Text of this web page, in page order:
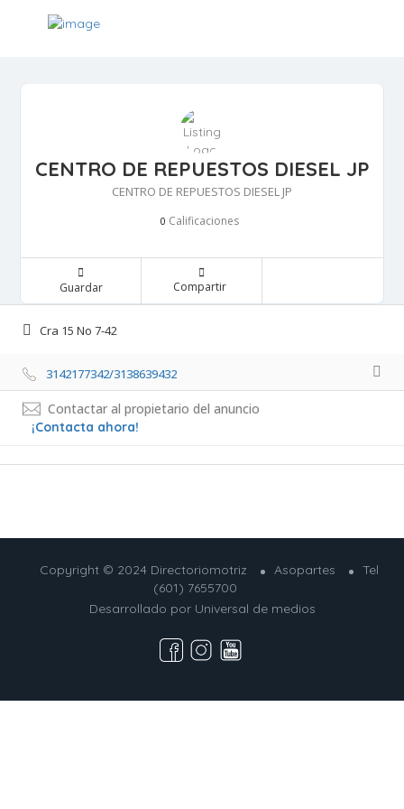
CENTRO DE REPUESTOS DIESEL JP
CENTRO DE REPUESTOS DIESEL JP
0 Calificaciones
Guardar Compartir
Cra 15 No 7-42
3142177342/3138639432
Contactar al propietario del anuncio
¡Contacta ahora!
Copyright © 2024 Directoriomotriz Asopartes
Tel
(601) 7655700
Desarrollado por Universal de medios